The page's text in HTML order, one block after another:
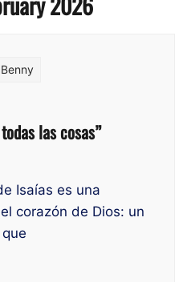
Benny
las cosas”
Isaías es una
corazón de Dios: un